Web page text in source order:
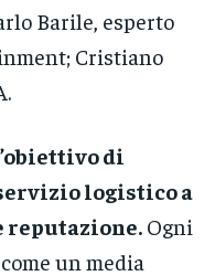
Barile, esperto
Cristiano
di
logistico a
reputazione. Ogni
un media